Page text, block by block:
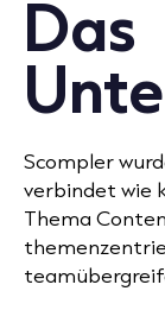
Das
Scompler
verbindet wie
Thema